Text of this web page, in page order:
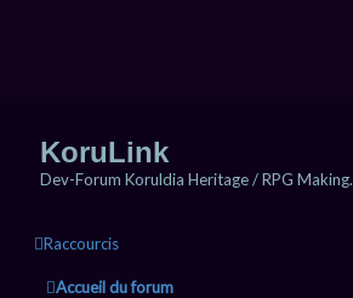
KoruLink
Dev-Forum Koruldia Heritage / RPG Making.
Raccourcis
Accueil du forum